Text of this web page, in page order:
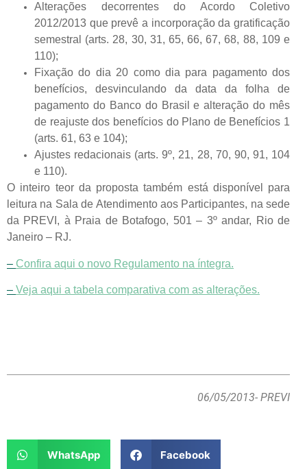
Alterações decorrentes do Acordo Coletivo
2012/2013 que prevê a incorporação da gratificação
semestral (arts. 28, 30, 31, 65, 66, 67, 68, 88, 109 e
110);
Fixação do dia 20 como dia para pagamento dos
benefícios, desvinculando da data da folha de
pagamento do Banco do Brasil e alteração do mês
de reajuste dos benefícios do Plano de Benefícios 1
(arts. 61, 63 e 104);
Ajustes redacionais (arts. 9º, 21, 28, 70, 90, 91, 104
e 110).
O inteiro teor da proposta também está disponível para
leitura na Sala de Atendimento aos Participantes, na sede
da PREVI, à Praia de Botafogo, 501 – 3º andar, Rio de
Janeiro – RJ.
– Confira aqui o novo Regulamento na íntegra.
– Veja aqui a tabela comparativa com as alterações.
06/05/2013- PREVI
WhatsApp Facebook